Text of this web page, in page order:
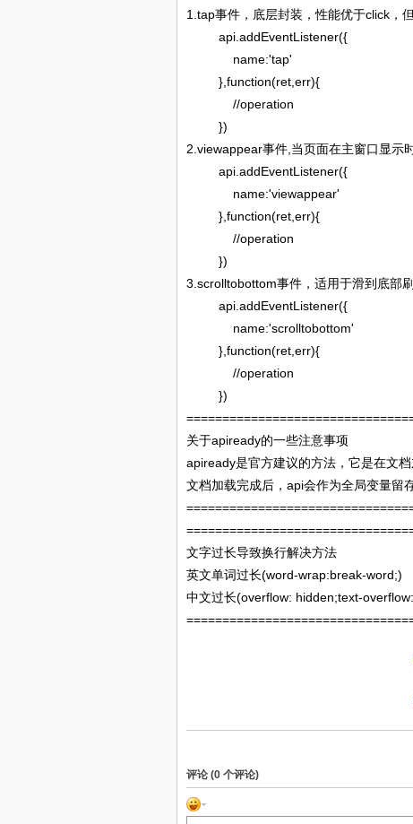
1.tap事件，底层封装，性能优于click ，
api.addEventListener({
name:'tap'
},function(ret,err){
//operation
})
2.viewappear事件 当页面在主窗口显示
api.addEventListener({
name:'viewappear'
},function(ret,err){
//operation
})
3.scrolltobottom事件，适用于滑到底部
api.addEventListener({
name:'scrolltobottom'
},function(ret,err){
//operation
})
关于apiready的一些注意事项
apiready是官方建议的方法，它是在文
文档加载完成后， api会作为全局变量留
文字过长导致换行解决方法
英文单词过长(word-wrap:break-word;)
中文过长(overflow: hidden;text-
评论 (0 个评论)